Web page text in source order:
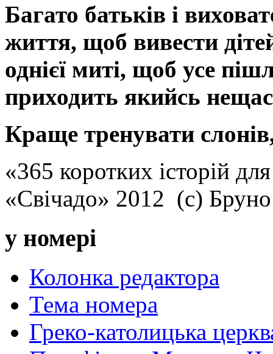
Багато батьків і
життя, щоб вивести
однієї миті, щоб усе
приходить якийсь
Краще тренувати
«365 коротких історій
«Свічадо» 2012 (с)
у номері
Колонка редактора
Тема номера
Греко-католицька